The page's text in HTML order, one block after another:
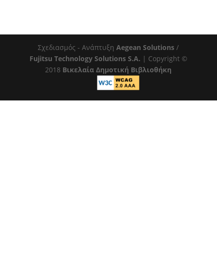
Σχεδιασμός - ΑνάπτυξηAegean Solutions /
Fujitsu Technology Solutions S.A. | Copyright ©
2018 Βικελαία Δημοτική Βιβλιοθήκη